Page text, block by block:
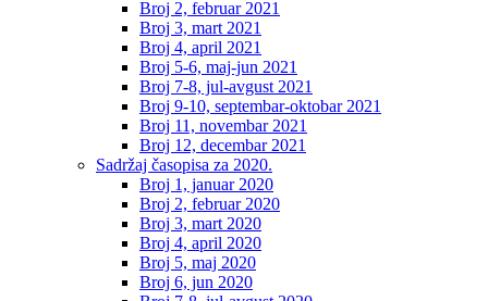
Broj 2, februar 2021
Broj 3, mart 2021
Broj 4, april 2021
Broj 5-6, maj-jun 2021
Broj 7-8, jul-avgust 2021
Broj 9-10, septembar-oktobar 2021
Broj 11, novembar 2021
Broj 12, decembar 2021
Sadržaj časopisa za 2020.
Broj 1, januar 2020
Broj 2, februar 2020
Broj 3, mart 2020
Broj 4, april 2020
Broj 5, maj 2020
Broj 6, jun 2020